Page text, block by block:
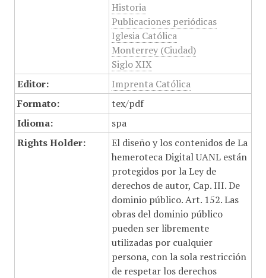
Historia
Publicaciones periódicas
Iglesia Católica
Monterrey (Ciudad)
Siglo XIX
Editor:
Imprenta Católica
Formato:
tex/pdf
Idioma:
spa
Rights Holder:
El diseño y los contenidos de La
hemeroteca Digital UANL están
protegidos por la Ley de
derechos de autor, Cap. III. De
dominio público. Art. 152. Las
obras del dominio público
pueden ser libremente
utilizadas por cualquier
persona, con la sola restricción
de respetar los derechos